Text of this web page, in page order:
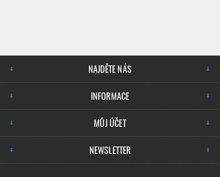
NAJDĚTE NÁS
INFORMACE
MŮJ ÚČET
NEWSLETTER